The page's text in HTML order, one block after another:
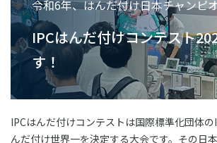
03-3588-0551
お問い合わせ
令和6年、はんだ付け日本チャンピ
IPCはんだ付けコンテスト
す！
IPCはんだ付けコンテストは国際標準化団体
んだ付け世界一を決定する大会です。その日